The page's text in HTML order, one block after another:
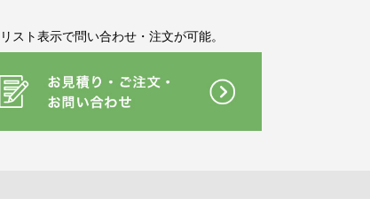
リスト表示で問い合わせ・注文が可能。